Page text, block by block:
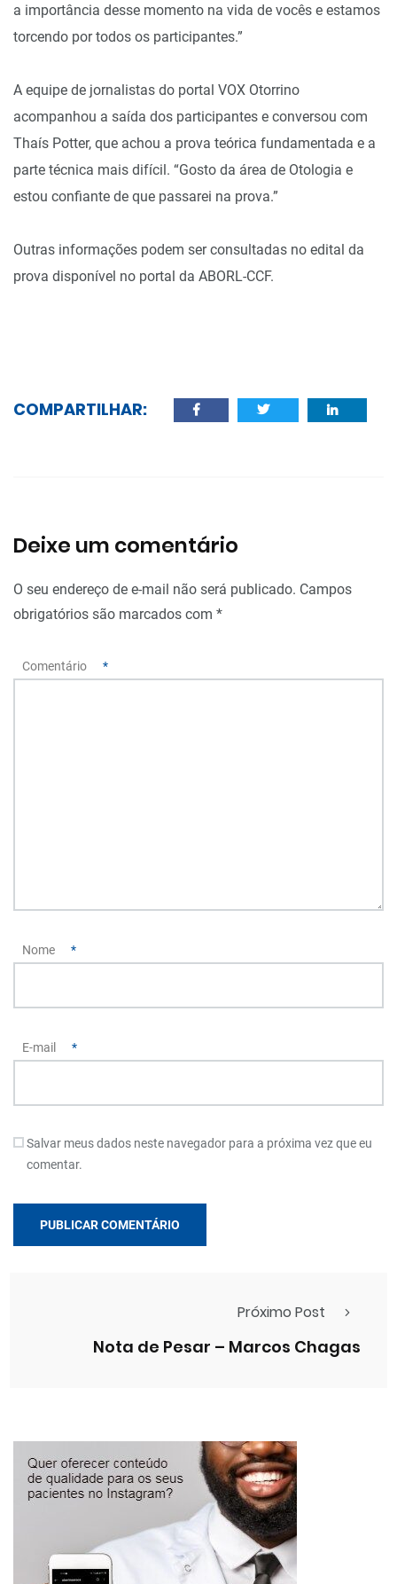
a importância desse momento na vida de vocês e estamos
torcendo por todos os participantes.”
A equipe de jornalistas do portal VOX Otorrino
acompanhou a saída dos participantes e conversou com
Thaís Potter, que achou a prova teórica fundamentada e a
parte técnica mais difícil. “Gosto da área de Otologia e
estou confiante de que passarei na prova.”
Outras informações podem ser consultadas no edital da
prova disponível no portal da ABORL-CCF.
COMPARTILHAR:
Deixe um comentário
O seu endereço de e-mail não será publicado. Campos
obrigatórios são marcados com *
Comentário *
Nome *
E-mail *
Salvar meus dados neste navegador para a próxima vez que eu
comentar.
Próximo Post
Nota de Pesar – Marcos Chagas